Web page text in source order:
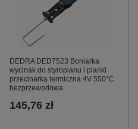
DEDRA DED7523 Boniarka
wycinak do styropianu i pianki
przecinarka termiczna 4V 550°C
bezprzewodowa
145,76 zł